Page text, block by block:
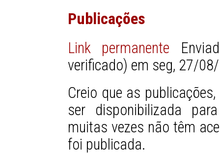
Publicações
Link permanente
verificado) em seg, 27/
Creio que as
ser disponibilizada
muitas vezes não têm
foi publicada.